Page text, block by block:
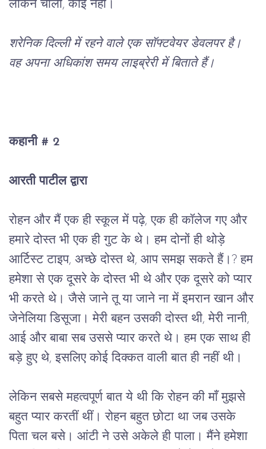
लेकिन चालो, कोई नहीं।
शरेनिक दिल्ली में रहने वाले एक सॉफ्टवेयर डेवलपर है।
वह अपना अधिकांश समय लाइब्रेरी में बिताते हैं।
कहानी # 2
आरती पाटील द्वारा
रोहन और मैं एक ही स्कूल में पढ़े, एक ही कॉलेज गए और
हमारे दोस्त भी एक ही गुट के थे। हम दोनों ही थोड़े
आर्टिस्ट टाइप, अच्छे दोस्त थे, आप समझ सकते हैं।? हम
हमेशा से एक दूसरे के दोस्त भी थे और एक दूसरे को प्यार
भी करते थे। जैसे जाने तू या जाने ना में इमरान खान और
जेनेलिया डिसूजा। मेरी बहन उसकी दोस्त थी, मेरी नानी,
आई और बाबा सब उससे प्यार करते थे। हम एक साथ ही
बड़े हुए थे, इसलिए कोई दिक्कत वाली बात ही नहीं थी।
लेकिन सबसे महत्वपूर्ण बात ये थी कि रोहन की माँ मुझसे
बहुत प्यार करतीं थीं। रोहन बहुत छोटा था जब उसके
पिता चल बसे। आंटी ने उसे अकेले ही पाला। मैंने हमेशा